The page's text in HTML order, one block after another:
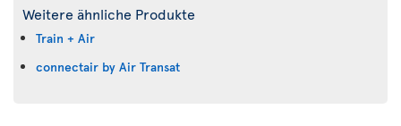
Weitere ähnliche Produkte
Train + Air
connectair by Air Transat